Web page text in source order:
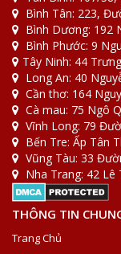
Bình Tân: 223,
Bình Dương: 192
Bình Phước: 9
Tây Ninh: 44
Long An: 40
Cần thơ: 164
Cà mau: 75 Ngô
Vĩnh Long: 79
Bến Tre: Ấp Tân
Vũng Tàu: 33
Nha Trang: 42 Lê
THÔNG TIN
Trang Chủ